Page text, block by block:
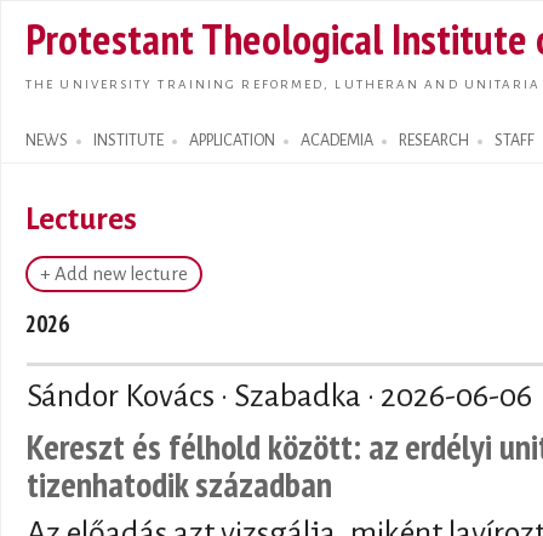
main
Protestant Theological Institute
THE UNIVERSITY TRAINING REFORMED, LUTHERAN AND
NEWS INSTITUTE APPLICATION ACADEMIA RESEARCH STAFF
Search form
Lectures
+ Add new lecture
2026
Sándor Kovács · Szabadka · 2026-06-06
Kereszt és félhold között: az erdélyi
tizenhatodik században